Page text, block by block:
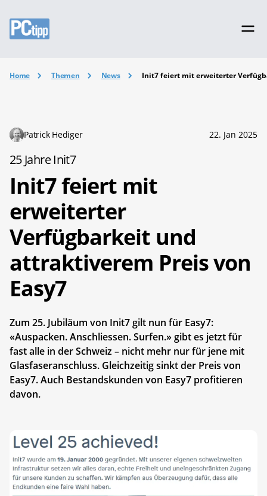
Home Themen News Init7 feiert mit erweiterter
Patrick Hediger 22. Jan 2025
25 Jahre Init7
Init7 feiert mit
erweiterter
Verfügbarkeit und
attraktiverem Preis von
Easy7
Zum 25. Jubiläum von Init7 gilt nun für Easy7:
«Auspacken. Anschliessen. Surfen.» gibt es jetzt für
fast alle in der Schweiz – nicht mehr nur für jene mit
Glasfaseranschluss. Gleichzeitig sinkt der Preis von
Easy7. Auch Bestandskunden von Easy7 profitieren
davon.